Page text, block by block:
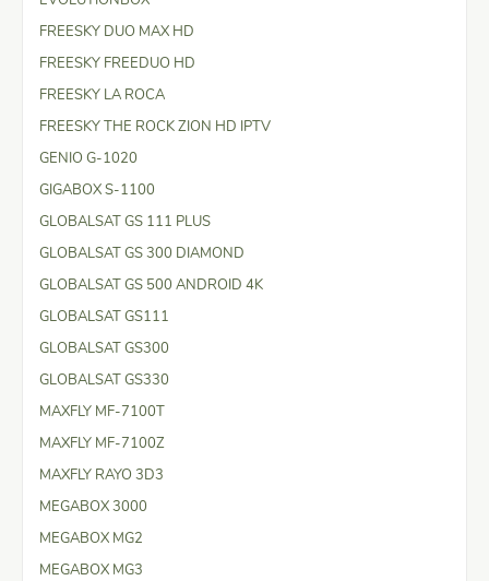
FREESKY DUO MAX HD
FREESKY FREEDUO HD
FREESKY LA ROCA
FREESKY THE ROCK ZION HD IPTV
GENIO G-1020
GIGABOX S-1100
GLOBALSAT GS 111 PLUS
GLOBALSAT GS 300 DIAMOND
GLOBALSAT GS 500 ANDROID 4K
GLOBALSAT GS111
GLOBALSAT GS300
GLOBALSAT GS330
MAXFLY MF-7100T
MAXFLY MF-7100Z
MAXFLY RAYO 3D3
MEGABOX 3000
MEGABOX MG2
MEGABOX MG3